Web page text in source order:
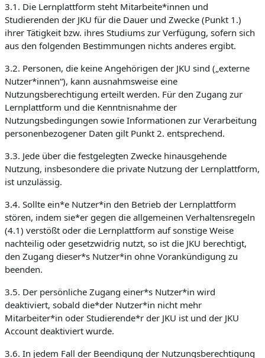
3.1. Die Lernplattform steht Mitarbeite*innen und
Studierenden der JKU für die Dauer und Zwecke (Punkt 1.)
ihrer Tätigkeit bzw. ihres Studiums zur Verfügung, sofern sich
aus den folgenden Bestimmungen nichts anderes ergibt.
3.2. Personen, die keine Angehörigen der JKU sind („externe
Nutzer*innen“), kann ausnahmsweise eine
Nutzungsberechtigung erteilt werden. Für den Zugang zur
Lernplattform und die Kenntnisnahme der
Nutzungsbedingungen sowie Informationen zur Verarbeitung
personenbezogener Daten gilt Punkt 2. entsprechend.
3.3. Jede über die festgelegten Zwecke hinausgehende
Nutzung, insbesondere die private Nutzung der Lernplattform,
ist unzulässig.
3.4. Sollte ein*e Nutzer*in den Betrieb der Lernplattform
stören, indem sie*er gegen die allgemeinen Verhaltensregeln
(4.1) verstößt oder die Lernplattform auf sonstige Weise
nachteilig oder gesetzwidrig nutzt, so ist die JKU berechtigt,
den Zugang dieser*s Nutzer*in ohne Vorankündigung zu
beenden.
3.5. Der persönliche Zugang einer*s Nutzer*in wird
deaktiviert, sobald die*der Nutzer*in nicht mehr
Mitarbeiter*in oder Studierende*r der JKU ist und der JKU
Account deaktiviert wurde.
3.6. In jedem Fall der Beendigung der Nutzungsberechtigung